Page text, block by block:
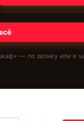
» — по звонку или в